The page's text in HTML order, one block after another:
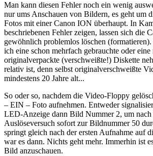
Man kann diesen Fehler noch ein wenig
nur ums Anschauen von Bildern, es geht um
Fotos mit einer Canon ION überhaupt. In
beschriebenen Fehler zeigen, lassen sich die
gewöhnlich problemlos löschen
ich eine schon mehrfach gebrauchte oder eine
originalverpackte (verschweißte!) Diskette
relativ ist, denn selbst originalverschweißte
mindestens 20 Jahre alt...
So oder so, nachdem die Video-Floppy
– EIN – Foto aufnehmen. Entweder
LED-Anzeige dann Bild Nummer 2, um nach
Auslöseversuch sofort zur Bildnummer 50
springt gleich nach der ersten Aufnahme auf
war es dann. Nichts geht mehr. Immerhin ist
Bild anzuschauen.